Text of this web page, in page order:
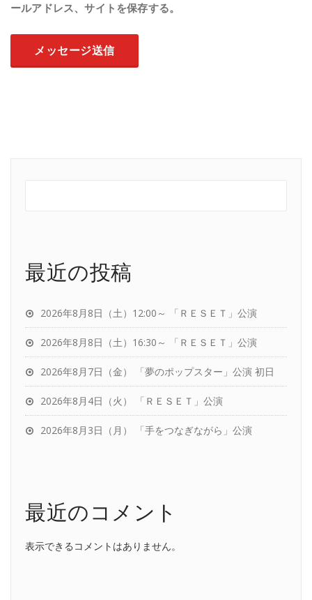
ールアドレス、サイトを保存する。
最近の投稿
2026年8月8日（土）12:00～ 「ＲＥＳＥＴ」公演
2026年8月8日（土）16:30～ 「ＲＥＳＥＴ」公演
2026年8月7日（金） 「夢のポップスター」公演 初日
2026年8月4日（火） 「ＲＥＳＥＴ」公演
2026年8月3日（月） 「手をつなぎながら」公演
最近のコメント
表示できるコメントはありません。